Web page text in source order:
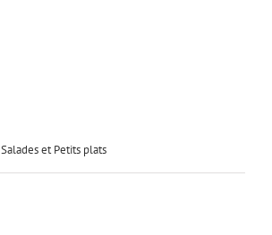
Salades et Petits plats